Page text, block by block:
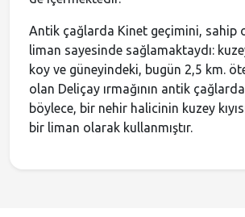
Antik çağlarda Kinet geçimini, sahip
liman sayesinde sağlamaktaydı:
koy ve güneyindeki, bugün 2,5 km.
olan Deliçay ırmağının antik
böylece, bir nehir halicinin kuzey
bir liman olarak kullanmıştır.